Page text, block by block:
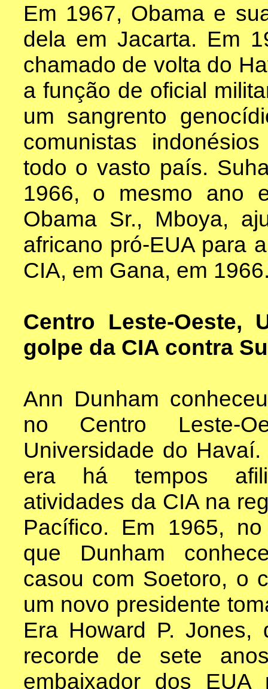
Em 1967, Obama e
dela em Jacarta. Em
chamado de volta do
a função de oficial
um sangrento
comunistas
todo o vasto país.
1966, o mesmo ano
Obama Sr., Mboya,
africano pró-EUA para
CIA, em Gana, em
Centro Leste-Oeste,
golpe da CIA contra
Ann Dunham
no Centro Leste-
Universidade do
era há tempos
atividades da CIA na
Pacífico. Em 1965,
que Dunham
casou com Soetoro, o
um novo presidente
Era Howard P. Jones,
recorde de sete
embaixador dos EUA